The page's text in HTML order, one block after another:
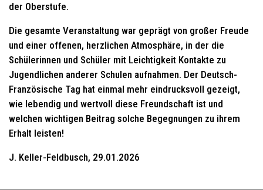
der Oberstufe.
Die gesamte Veranstaltung war geprägt von großer Freude
und einer offenen, herzlichen Atmosphäre, in der die
Schülerinnen und Schüler mit Leichtigkeit Kontakte zu
Jugendlichen anderer Schulen aufnahmen. Der Deutsch-
Französische Tag hat einmal mehr eindrucksvoll gezeigt,
wie lebendig und wertvoll diese Freundschaft ist und
welchen wichtigen Beitrag solche Begegnungen zu ihrem
Erhalt leisten!
J. Keller-Feldbusch, 29.01.2026